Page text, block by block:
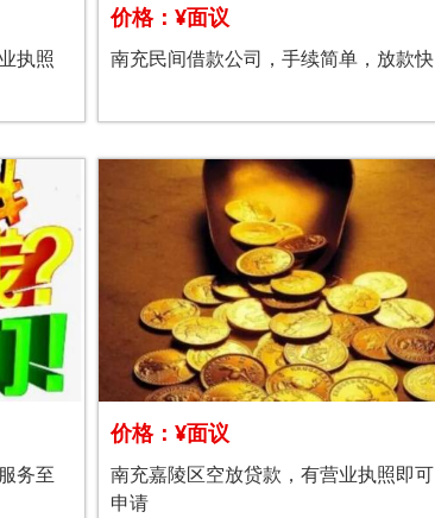
执照
价格：¥面议
南充民间借款公司，手续简单，放款快
务至
价格：¥面议
南充嘉陵区空放贷款，有营业执照即可
申请